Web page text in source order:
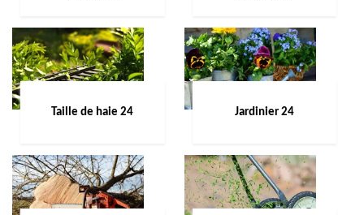
Taille de haie 24 Jardinier 24